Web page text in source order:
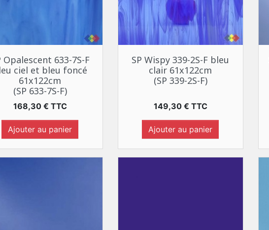
Aperçu rapide
Opalescent 633-7S-F
ciel et bleu foncé
61x122cm
(SP 633-7S-F)
Prix
168,30 € TTC
Ajouter au panier
 Aperçu rapide
SP Wispy 339-2S-F bleu
clair 61x122cm
(SP 339-2S-F)
Prix
149,30 € TTC
Ajouter au panier